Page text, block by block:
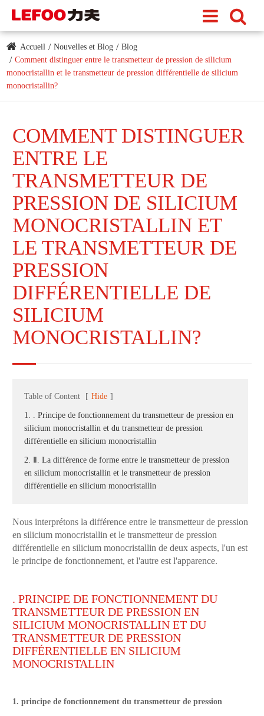
Accueil Nouvelles et Blog
Blog
Comment distinguer entre le transmetteur de pression de silicium
monocristallin et le transmetteur de pression différentielle de silicium
monocristallin?
COMMENT DISTINGUER
ENTRE LE
TRANSMETTEUR DE
PRESSION DE SILICIUM
MONOCRISTALLIN ET
LE TRANSMETTEUR DE
PRESSION
DIFFÉRENTIELLE DE
SILICIUM
MONOCRISTALLIN?
Table of Content [ Hide ]
1. . Principe de fonctionnement du transmetteur de pression en
silicium monocristallin et du transmetteur de pression
différentielle en silicium monocristallin
2. Ⅱ. La différence de forme entre le transmetteur de pression
en silicium monocristallin et le transmetteur de pression
différentielle en silicium monocristallin
Nous interprétons la différence entre le transmetteur de pression
en silicium monocristallin et le transmetteur de pression
différentielle en silicium monocristallin de deux aspects, l'un est
le principe de fonctionnement, et l'autre est l'apparence.
. PRINCIPE DE FONCTIONNEMENT DU
TRANSMETTEUR DE PRESSION EN
SILICIUM MONOCRISTALLIN ET DU
TRANSMETTEUR DE PRESSION
DIFFÉRENTIELLE EN SILICIUM
MONOCRISTALLIN
1. principe de fonctionnement du transmetteur de pression